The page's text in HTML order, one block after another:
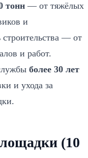
тонн — от тяжёлых
и
— от
и работ.
более 30 лет
и ухода за
(10